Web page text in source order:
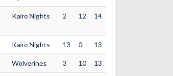
Kairo Nights 2 12 14
Kairo Nights 13 0 13
Wolverines 3 10 13